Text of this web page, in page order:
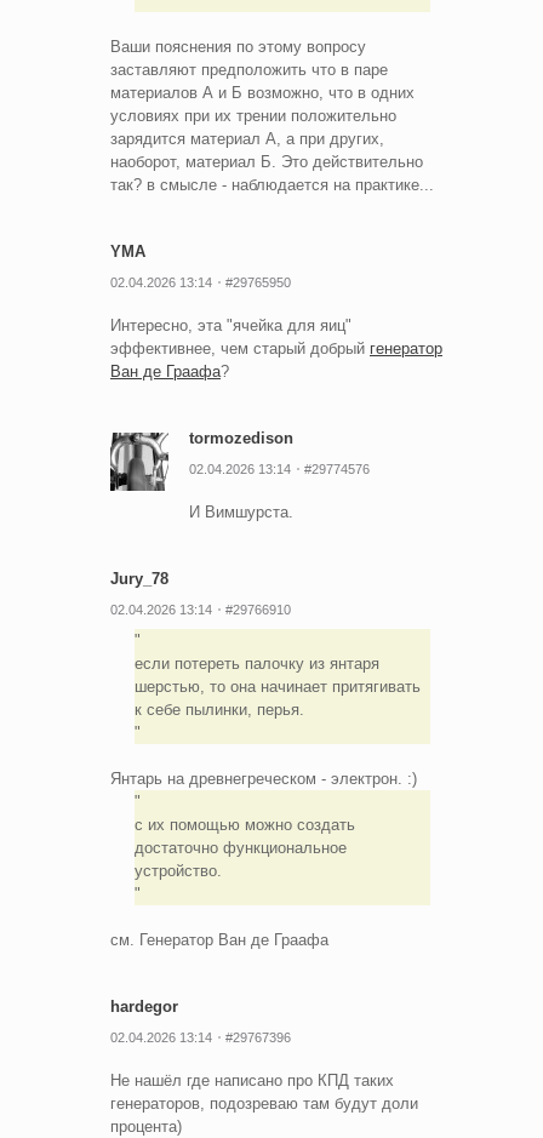
Ваши пояснения по этому вопросу
заставляют предположить что в паре
материалов А и Б возможно, что в одних
условиях при их трении положительно
зарядится материал А, а при других,
наоборот, материал Б. Это действительно
так? в смысле - наблюдается на практике...
YMA
02.04.2026 13:14 #29765950
Интересно, эта "ячейка для яиц"
эффективнее, чем старый добрый генератор
Ван де Граафа?
tormozedison
02.04.2026 13:14 #29774576
И Вимшурста.
Jury_78
02.04.2026 13:14 #29766910
если потереть палочку из янтаря
шерстью, то она начинает притягивать
к себе пылинки, перья.
Янтарь на древнегреческом - электрон. :)
с их помощью можно создать
достаточно функциональное
устройство.
см. Генератор Ван де Граафа
hardegor
02.04.2026 13:14 #29767396
Не нашёл где написано про КПД таких
генераторов, подозреваю там будут доли
процента)